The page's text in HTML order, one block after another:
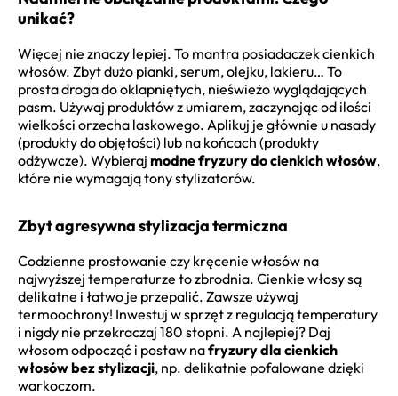
unikać?
Więcej nie znaczy lepiej. To mantra posiadaczek cienkich
włosów. Zbyt dużo pianki, serum, olejku, lakieru… To
prosta droga do oklapniętych, nieświeżo wyglądających
pasm. Używaj produktów z umiarem, zaczynając od ilości
wielkości orzecha laskowego. Aplikuj je głównie u nasady
(produkty do objętości) lub na końcach (produkty
odżywcze). Wybieraj modne fryzury do cienkich włosów,
które nie wymagają tony stylizatorów.
Zbyt agresywna stylizacja termiczna
Codzienne prostowanie czy kręcenie włosów na
najwyższej temperaturze to zbrodnia. Cienkie włosy są
delikatne i łatwo je przepalić. Zawsze używaj
termoochrony! Inwestuj w sprzęt z regulacją temperatury
i nigdy nie przekraczaj 180 stopni. A najlepiej? Daj
włosom odpocząć i postaw nafryzury dla cienkich
włosów bez stylizacji, np. delikatnie pofalowane dzięki
warkoczom.